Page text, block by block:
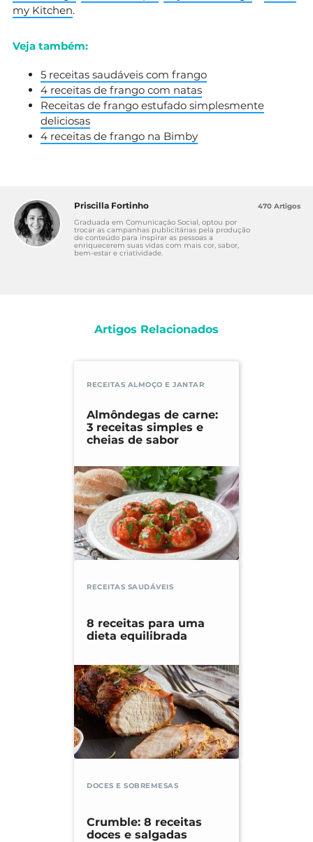
my Kitchen.
Veja também:
5 receitas saudáveis com frango
4 receitas de frango com natas
Receitas de frango estufado simplesmente
deliciosas
4 receitas de frango na Bimby
Priscilla Fortinho
Graduada em Comunicação Social, optou por
trocar as campanhas publicitárias pela produção
de conteúdo para inspirar as pessoas a
enriquecerem suas vidas com mais cor, sabor,
bem-estar e criatividade.
470 Artigos
Artigos Relacionados
RECEITAS ALMOÇO E JANTAR
Almôndegas de carne:
3 receitas simples e
cheias de sabor
RECEITAS SAUDÁVEIS
8 receitas para uma
dieta equilibrada
DOCES E SOBREMESAS
Crumble: 8 receitas
doces e salgadas